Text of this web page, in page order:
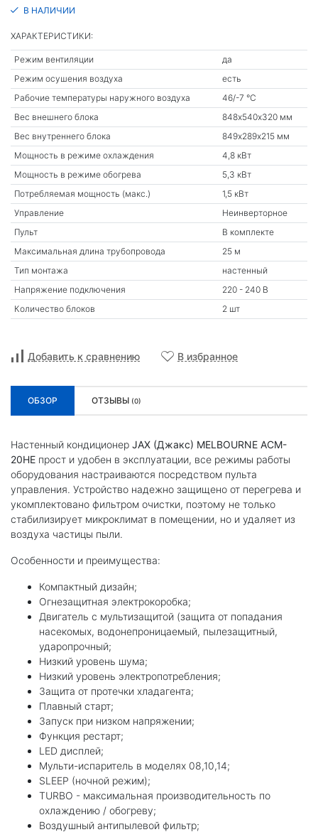
В НАЛИЧИИ
ХАРАКТЕРИСТИКИ:
Режим вентиляции
да
Режим осушения воздуха
есть
Рабочие температуры наружного воздуха
46/-7 °С
Вес внешнего блока
848х540х320 мм
Вес внутреннего блока
849х289х215 мм
Мощность в режиме охлаждения
4,8 кВт
Мощность в режиме обогрева
5,3 кВт
Потребляемая мощность (макс.)
1,5 кВт
Управление
Неинверторное
Пульт
В комплекте
Максимальная длина трубопровода
25 м
Тип монтажа
настенный
Напряжение подключения
220 - 240 В
Количество блоков
2 шт
Добавить к сравнению В избранное
ОБЗОР ОТЗЫВЫ (0)
Настенный кондиционер JAX (Джакс) MELBOURNE ACM-
20HE прост и удобен в эксплуатации, все режимы работы
оборудования настраиваются посредством пульта
управления. Устройство надежно защищено от перегрева и
укомплектовано фильтром очистки, поэтому не только
стабилизирует микроклимат в помещении, но и удаляет из
воздуха частицы пыли.
Особенности и преимущества:
Компактный дизайн;
Огнезащитная электрокоробка;
Двигатель с мультизащитой (защита от попадания
насекомых, водонепроницаемый, пылезащитный,
ударопрочный;
Низкий уровень шума;
Низкий уровень электропотребления;
Защита от протечки хладагента;
Плавный старт;
Запуск при низком напряжении;
Функция рестарт;
LED дисплей;
Мульти-испаритель в моделях 08,10,14;
SLEEP (ночной режим);
TURBO - максимальная производительность по
охлаждению / обогреву;
Воздушный антипылевой фильтр;